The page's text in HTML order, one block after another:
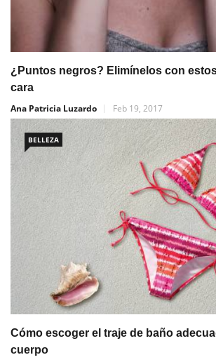
¿Puntos negros? Elimínelos con
cara
Ana Patricia Luzardo
Feb 19, 2017
BELLEZA
Cómo escoger el traje de baño
cuerpo